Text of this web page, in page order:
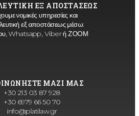
ΕΞ ΑΠΟΣΤΑΣΕΩΣ
νομικές υπηρεσίες και
εξ αποστάσεως μέσω:
Whatsapp, Viber ή ΖΟΟΜ
ΜΑΖΙ ΜΑΣ
+30 213 03 87 928
+30 6979 66 50 70
info@platilaw.gr